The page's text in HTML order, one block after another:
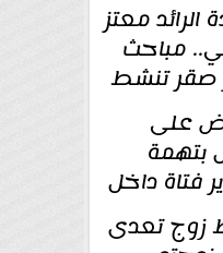
الرائد معتز
مباحث
صقر تنشط
على
بتهمة
فتاة داخل
تغيير
زوج تعدى